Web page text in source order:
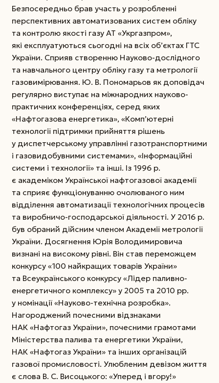
Безпосередньо брав участь у розробленні
перспективних автоматизованих систем обліку
та контролю якості газу АТ «Укргазпром»,
які експлуатуються сьогодні на всіх об’єктах ГТС
України. Сприяв створенню Науково-дослідного
та навчального центру обліку газу та метрології
газовимірювання. Ю. В. Пономарьов як доповідач
регулярно виступає на міжнародних науково-
практичних конференціях, серед яких
«Нафтогазова енергетика», «Комп’ютерні
технології підтримки прийняття рішень
у диспетчерському управлінні газотранспортними
і газовидобувними системами», «Інформаційні
системи і технології» та інші. Із 1996 р.
є академіком Української нафтогазової академії
та сприяє функціонуванню очолюваного ним
відділення автоматизації технологічних процесів
та виробничо-господарської діяльності. У 2016 р.
був обраний дійсним членом Академії метрології
України. Досягнення Юрія Володимировича
визнані на високому рівні. Він став переможцем
конкурсу «100 найкращих товарів України»
та Всеукраїнського конкурсу «Лідер паливно-
енергетичного комплексу» у 2005 та 2010 рр.
у номінації «Науково-технічна розробка».
Нагороджений почесними відзнаками
НАК «Нафтогаз України», почесними грамотами
Міністерства палива та енергетики України,
НАК «Нафтогаз України» та інших організацій
газової промисловості. Улюбленим девізом життя
є слова В. С. Висоцького: «Уперед і вгору!»